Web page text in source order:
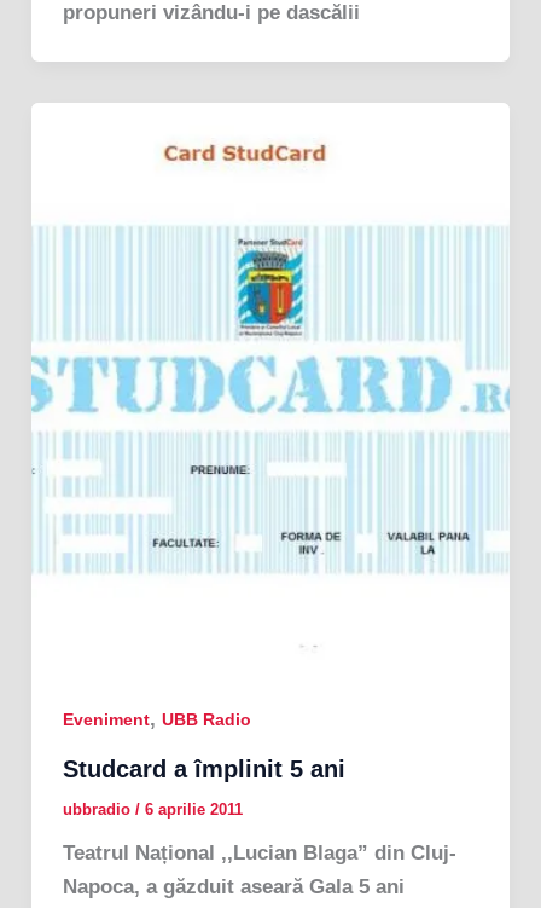
propuneri vizându-i pe dascălii
Eveniment, UBB Radio
Studcard a împlinit 5 ani
ubbradio / 6 aprilie 2011
Teatrul Național ,,Lucian Blaga” din Cluj-
Napoca, a găzduit aseară Gala 5 ani